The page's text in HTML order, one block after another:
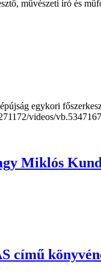
művészeti író és
egykori
videos/
Miklós
című